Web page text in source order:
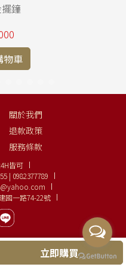
立即購買
鐘
物車
關於我們
退款政策
服務條款
皆可
| 0982377789
國一路74-22號
購 0982377789.